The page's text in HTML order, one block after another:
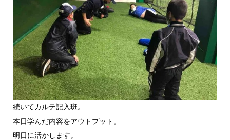
続いてカルテ記入班。
本日学んだ内容をアウトプット。
明日に活かします。